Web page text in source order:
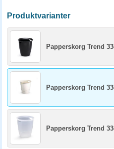
Produktvarianter
Papperskorg Trend
Papperskorg Trend
Papperskorg Trend